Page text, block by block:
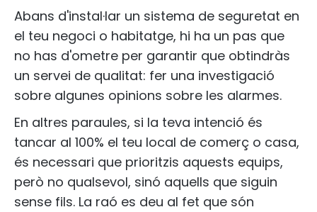
Abans d'instal·lar un sistema de seguretat en
el teu negoci o habitatge, hi ha un pas que
no has d'ometre per garantir que obtindràs
un servei de qualitat: fer una investigació
sobre algunes opinions sobre les alarmes.
En altres paraules, si la teva intenció és
tancar al 100% el teu local de comerç o casa,
és necessari que prioritzis aquests equips,
però no qualsevol, sinó aquells que siguin
sense fils. La raó es deu al fet que són